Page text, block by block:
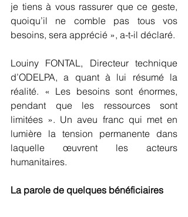
je tiens à vous rassurer que ce geste,
quoiqu’il ne comble pas tous vos
besoins, sera apprécié », a-t-il déclaré.
Louiny FONTAL, Directeur technique
d’ODELPA, a quant à lui résumé la
réalité. « Les besoins sont énormes,
pendant que les ressources sont
limitées ». Un aveu franc qui met en
lumière la tension permanente dans
laquelle œuvrent les acteurs
humanitaires.
La parole de quelques bénéficiaires